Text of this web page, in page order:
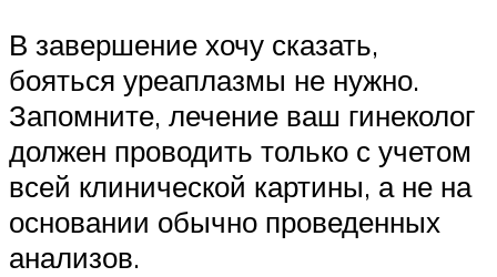
В завершение хочу сказать,
бояться уреаплазмы не нужно.
Запомните, лечение ваш гинеколог
должен проводить только с учетом
всей клинической картины, а не на
основании обычно проведенных
анализов.